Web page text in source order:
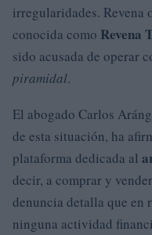
irregularidades. Revena
conocida como Revena
sido acusada de operar
piramidal.
El abogado Carlos
de esta situación, ha
plataforma dedicada al
decir, a comprar y
denuncia detalla que en
ninguna actividad